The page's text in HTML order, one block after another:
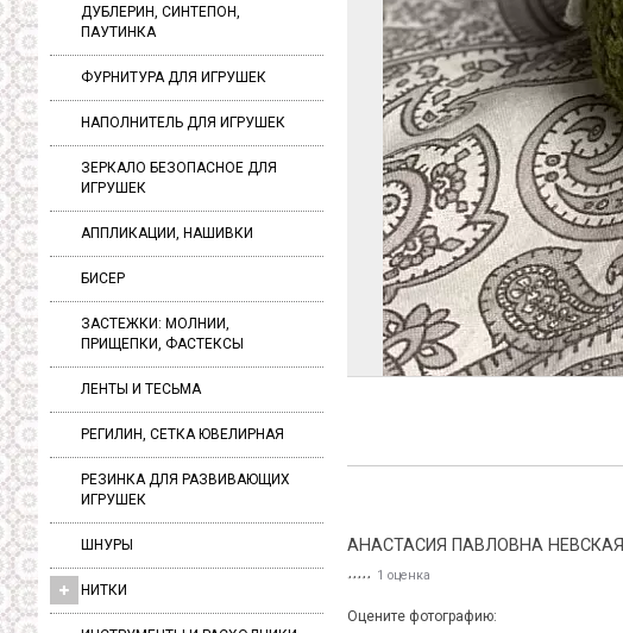
ДУБЛЕРИН, СИНТЕПОН,
ПАУТИНКА
ФУРНИТУРА ДЛЯ ИГРУШЕК
НАПОЛНИТЕЛЬ ДЛЯ ИГРУШЕК
ЗЕРКАЛО БЕЗОПАСНОЕ ДЛЯ
ИГРУШЕК
АППЛИКАЦИИ, НАШИВКИ
БИСЕР
ЗАСТЕЖКИ: МОЛНИИ,
ПРИЩЕПКИ, ФАСТЕКСЫ
ЛЕНТЫ И ТЕСЬМА
РЕГИЛИН, СЕТКА ЮВЕЛИРНАЯ
РЕЗИНКА ДЛЯ РАЗВИВАЮЩИХ
ИГРУШЕК
ШНУРЫ
НИТКИ
АНАСТАСИЯ ПАВЛОВНА НЕВСКАЯ
1 оценка
Оцените фотографию: